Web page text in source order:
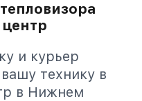
и курьер
технику в
в Нижнем